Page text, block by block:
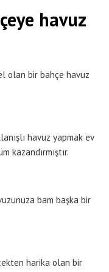
havuz
olan bir bahçe havuz
havuz yapmak ev
kazandırmıştır.
bam başka bir
harika olan bir